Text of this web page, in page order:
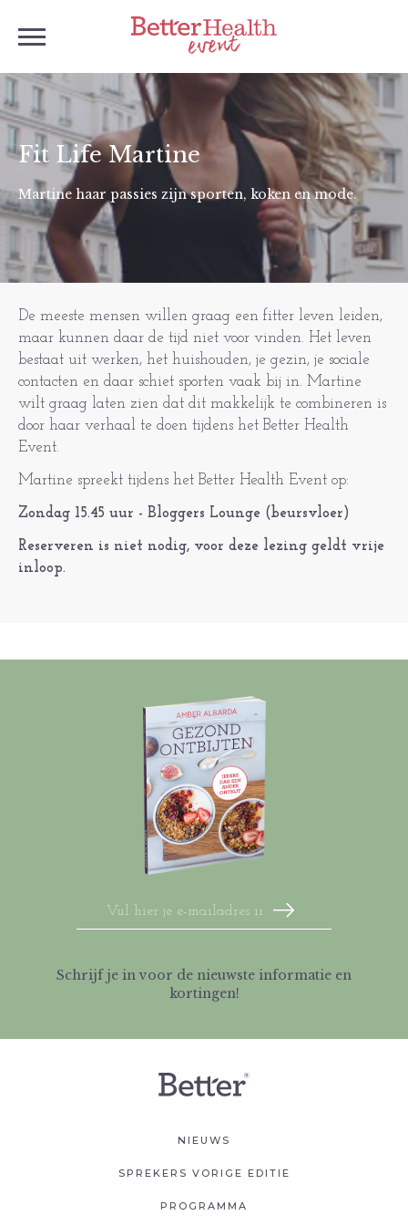
Fit Life Martine
Martine haar passies zijn sporten, koken en mode.
De meeste mensen willen graag een fitter leven leiden,
maar kunnen daar de tijd niet voor vinden. Het leven
bestaat uit werken, het huishouden, je gezin, je sociale
contacten en daar schiet sporten vaak bij in. Martine
wilt graag laten zien dat dit makkelijk te combineren is
door haar verhaal te doen tijdens het Better Health
Event.
Martine spreekt tijdens het Better Health Event op:
Zondag 15.45 uur - Bloggers Lounge (beursvloer)
Reserveren is niet nodig, voor deze lezing geldt vrije
inloop.
Schrijf je in voor de nieuwste informatie en
kortingen!
NIEUWS
SPREKERS VORIGE EDITIE
PROGRAMMA